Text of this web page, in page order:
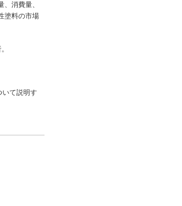
消費量、
塗料の市場
いて説明す